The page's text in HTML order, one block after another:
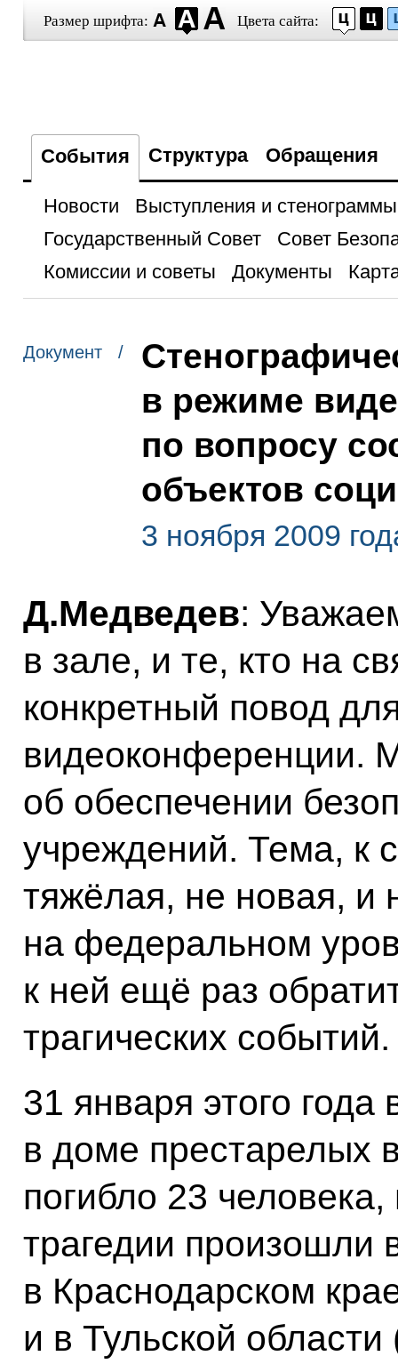
Размер шрифта: Цвета сайта:
События Структура Обращения
Новости
Выступления и стенограммы
Государственный Совет
Совет
Комиссии и советы
Документы
Документ /
в режиме
по вопросу
объектов
3 ноября 2009
Д.Медведев:
в зале, и те, кто на
конкретный повод
видеоконференции.
об обеспечении
учреждений. Тема, к
тяжёлая, не новая, и
на федеральном
к ней ещё раз
трагических событий.
31 января этого года
в доме престарелых
погибло 23
трагедии произошли
в Краснодарском
и в Тульской